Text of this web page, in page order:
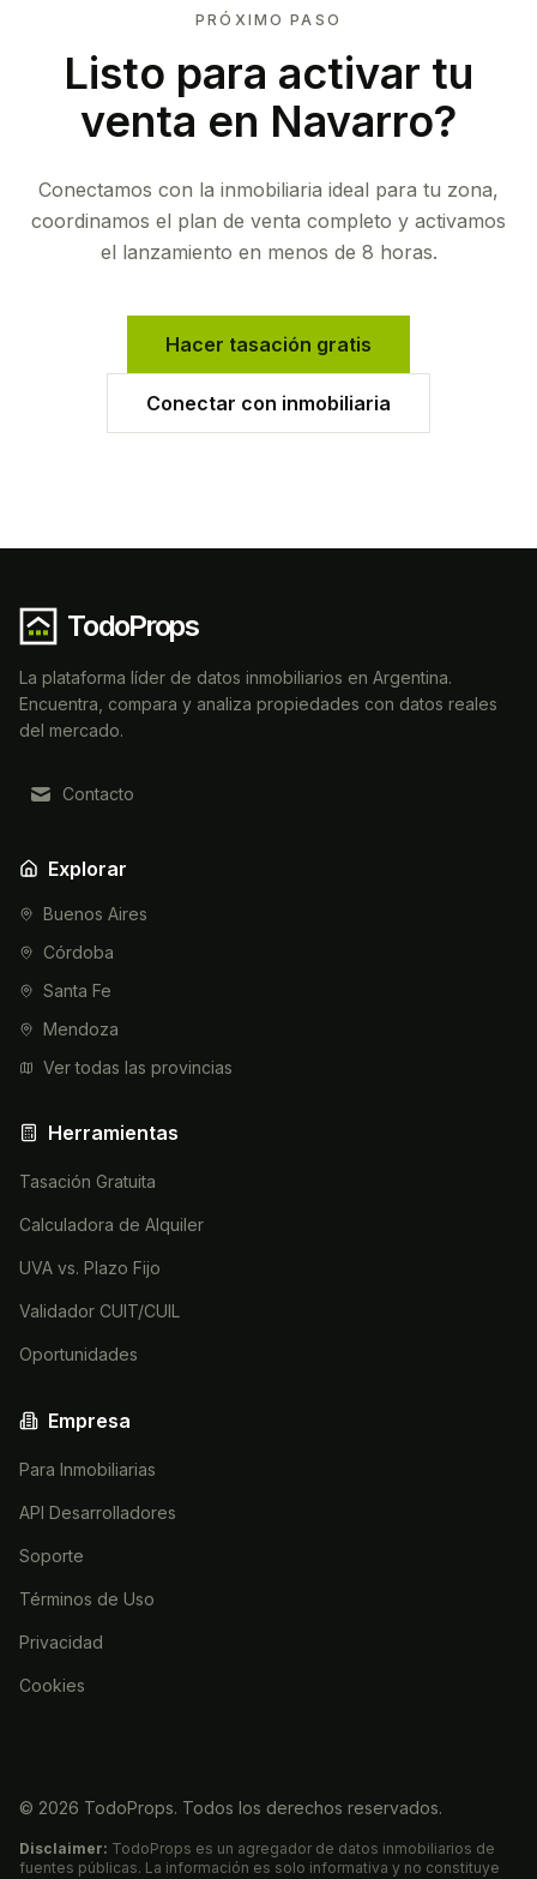
PRÓXIMO PASO
Listo para activar tu
venta en Navarro?
Conectamos con la inmobiliaria ideal para tu zona,
coordinamos el plan de venta completo y activamos
el lanzamiento en menos de 8 horas.
Hacer tasación gratis
Conectar con inmobiliaria
TodoProps
La plataforma líder de datos inmobiliarios en Argentina.
Encuentra, compara y analiza propiedades con datos reales
del mercado.
Contacto
Explorar
Buenos Aires
Córdoba
Santa Fe
Mendoza
Ver todas las provincias
Herramientas
Tasación Gratuita
Calculadora de Alquiler
UVA vs. Plazo Fijo
Validador CUIT/CUIL
Oportunidades
Empresa
Para Inmobiliarias
API Desarrolladores
Soporte
Términos de Uso
Privacidad
Cookies
© 2026 TodoProps. Todos los derechos reservados.
Disclaimer: TodoProps es un agregador de datos inmobiliarios de
fuentes públicas. La información es solo informativa y no constituye